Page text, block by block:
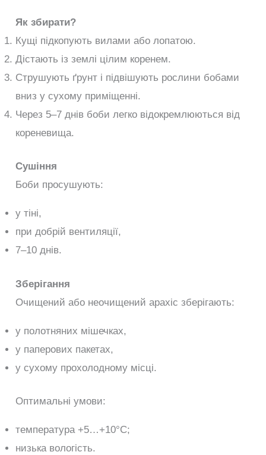
Як збирати?
Кущі підкопують вилами або лопатою.
Дістають із землі цілим коренем.
Струшують ґрунт і підвішують рослини бобами
вниз у сухому приміщенні.
Через 5–7 днів боби легко відокремлюються від
кореневища.
Сушіння
Боби просушують:
у тіні,
при добрій вентиляції,
7–10 днів.
Зберігання
Очищений або неочищений арахіс зберігають:
у полотняних мішечках,
у паперових пакетах,
у сухому прохолодному місці.
Оптимальні умови:
температура +5…+10°C;
низька вологість.